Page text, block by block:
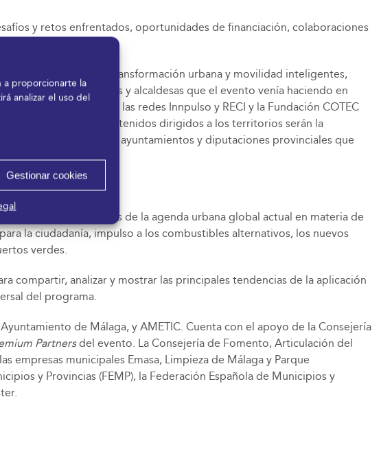
a proporcionarte la
analizar el uso del
Gestionar cookies
y retos enfrentados, oportunidades de financiación, colaboraciones
para impulsar una transformación urbana y movilidad inteligentes,
de alcaldes y alcaldesas que el evento venía haciendo en
coorganizado por las redes Innpulso y RECI y la Fundación COTEC
ciudades. Otros contenidos dirigidos a los territorios serán la
entre técnicos de ayuntamientos y diputaciones provinciales que
a los grandes retos de la agenda urbana global actual en materia de
la ciudadanía, impulso a los combustibles alternativos, los nuevos
verdes.
compartir, analizar y mostrar las principales tendencias de la aplicación
del programa.
de Málaga, y AMETIC. Cuenta con el apoyo de la Consejería
Partnersdel evento. La Consejería de Fomento, Articulación del
empresas municipales Emasa, Limpieza de Málaga y Parque
y Provincias (FEMP), la Federación Española de Municipios y